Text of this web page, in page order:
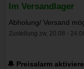
Im Versandlager
Abholung/ Versand
Zustellung zw. 20.08 -
🔔 Preisalarm